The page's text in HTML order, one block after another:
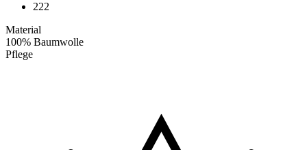
222
Material
100% Baumwolle
Pflege